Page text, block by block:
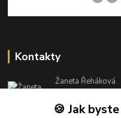
Kontakty
Žaneta Řeháková
+420 773
(Po-Pá, 8-15:30
🍪 Jak